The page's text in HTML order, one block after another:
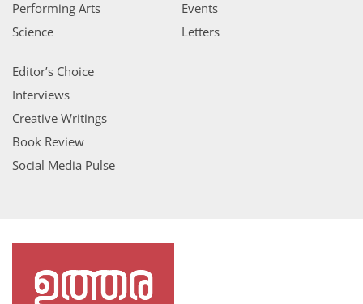
Performing Arts
Science
Events
Letters
Editor’s Choice
Interviews
Creative Writings
Book Review
Social Media Pulse